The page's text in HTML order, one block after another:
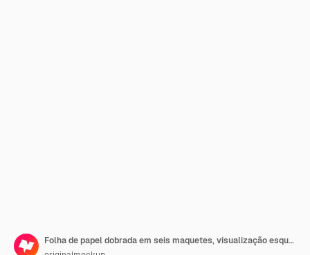
Folha de papel dobrada em seis maquetes, visualização esquerda